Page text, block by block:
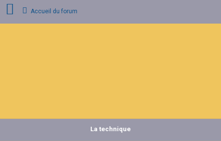
Accueil du forum
La technique